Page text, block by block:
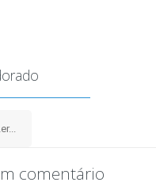
comentário